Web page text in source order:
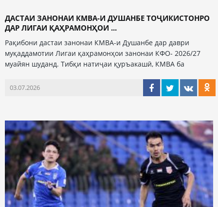
ДАСТАИ ЗАНОНАИ КМВА-И ДУШАНБЕ ТОҶИКИСТОНРО
ДАР ЛИГАИ ҚАҲРАМОНҲОИ ...
Рақибони дастаи занонаи КМВА-и Душанбе дар даври
муқаддамотии Лигаи қаҳрамонҳои занонаи КФО- 2026/27
муайян шуданд. Тибқи натиҷаи қуръакашӣ, КМВА ба
03.07.2026